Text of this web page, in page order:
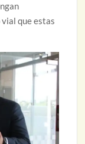
que estas